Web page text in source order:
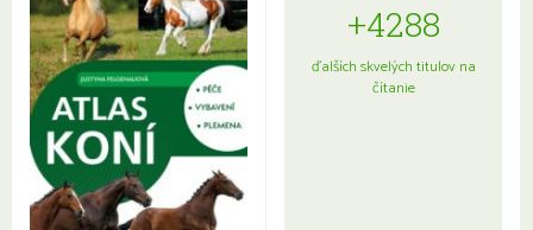
+4288
ďalších skvelých titulov na
čítanie